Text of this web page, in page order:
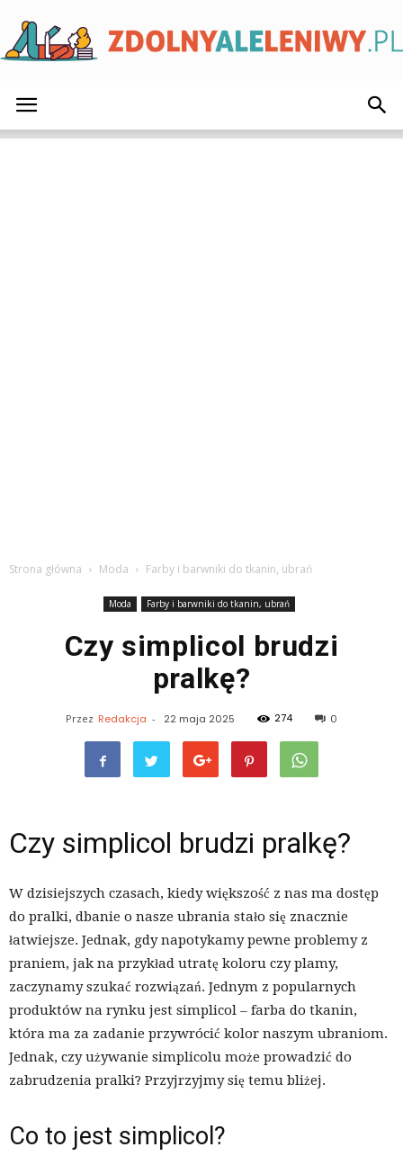
Strona główna Moda Farby i barwniki do tkanin, ubrań
Moda Farby i barwniki do tkanin, ubrań
Czy simplicol brudzi
pralkę?
Przez Redakcja - 22 maja 2025 274 0
Czy simplicol brudzi pralkę?
W dzisiejszych czasach, kiedy większość z nas ma dostęp
do pralki, dbanie o nasze ubrania stało się znacznie
łatwiejsze. Jednak, gdy napotykamy pewne problemy z
praniem, jak na przykład utratę koloru czy plamy,
zaczynamy szukać rozwiązań. Jednym z popularnych
produktów na rynku jest simplicol – farba do tkanin,
która ma za zadanie przywrócić kolor naszym ubraniom.
Jednak, czy używanie simplicolu może prowadzić do
zabrudzenia pralki? Przyjrzyjmy się temu bliżej.
Co to jest simplicol?